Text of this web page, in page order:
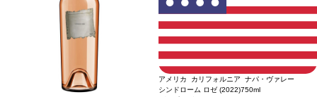
アメリカ カリフォルニア ナパ・ヴァレー
シンドローム ロゼ (2022)750ml